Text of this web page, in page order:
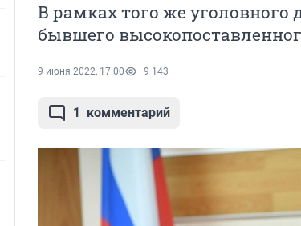
В рамках того же
бывшего
9 июня 2022, 17:00 9 143
1 комментарий